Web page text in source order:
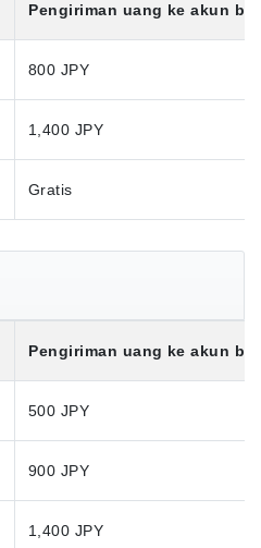
Pengiriman uang ke akun
800 JPY
1,400 JPY
Gratis
Pengiriman uang ke akun
500 JPY
900 JPY
1,400 JPY